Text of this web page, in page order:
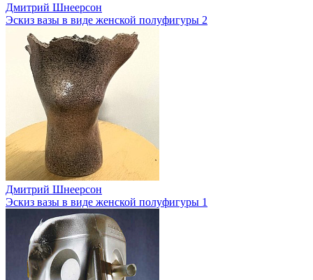
Дмитрий Шнеерсон
Эскиз вазы в виде женской полуфигуры 2
Дмитрий Шнеерсон
Эскиз вазы в виде женской полуфигуры 1